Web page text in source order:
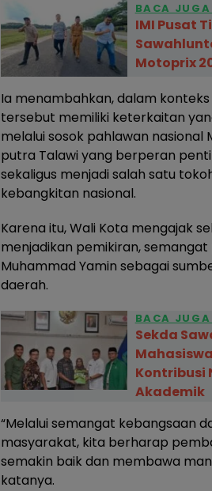
BACA JUGA
IMI Pusat
Motoprix
Ia menambahkan, dalam
tersebut memiliki keterkaitan
melalui sosok pahlawan nasional
putra Talawi yang berperan
sekaligus menjadi salah satu
kebangkitan nasional.
Karena itu, Wali Kota mengajak
menjadikan pemikiran,
Muhammad Yamin sebagai
daerah.
BACA JUGA
Sekda
Kontribusi
Akademik
“Melalui semangat kebangsaan
masyarakat, kita berharap
semakin baik dan membawa
katanya.